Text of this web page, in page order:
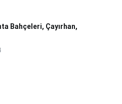
Bahçeleri, Çayırhan,